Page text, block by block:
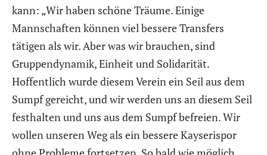
kann: „Wir haben schöne Träume. Einige
Mannschaften können viel bessere Transfers
tätigen als wir. Aber was wir brauchen, sind
Gruppendynamik, Einheit und Solidarität.
Hoffentlich wurde diesem Verein ein Seil aus dem
Sumpf gereicht, und wir werden uns an diesem Seil
festhalten und uns aus dem Sumpf befreien. Wir
wollen unseren Weg als ein bessere Kayserispor